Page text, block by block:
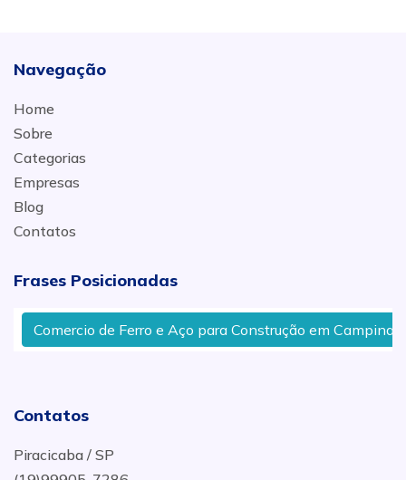
Navegação
Home
Sobre
Categorias
Empresas
Blog
Contatos
Frases Posicionadas
Comercio de Ferro e Aço para Construção em Campinas
Contatos
Piracicaba / SP